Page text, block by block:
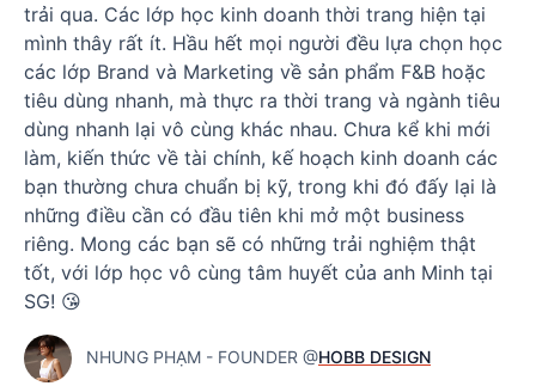
trải qua. Các lớp học kinh doanh thời trang hiện tại
mình thây rất ít. Hầu hết mọi người đều lựa chọn học
các lớp Brand và Marketing về sản phẩm F&B hoặc
tiêu dùng nhanh, mà thực ra thời trang và ngành tiêu
dùng nhanh lại vô cùng khác nhau. Chưa kể khi mới
làm, kiến thức về tài chính, kế hoạch kinh doanh các
bạn thường chưa chuẩn bị kỹ, trong khi đó đấy lại là
những điều cần có đầu tiên khi mở một business
riêng. Mong các bạn sẽ có những trải nghiệm thật
tốt, với lớp học vô cùng tâm huyết của anh Minh tại
SG! 😘
NHUNG PHẠM - FOUNDER @HOBB DESIGN